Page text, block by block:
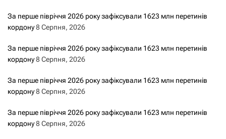
За перше півріччя 2026 року зафіксували 1623 млн перетинів
кордону8 Серпня, 2026
За перше півріччя 2026 року зафіксували 1623 млн перетинів
кордону8 Серпня, 2026
За перше півріччя 2026 року зафіксували 1623 млн перетинів
кордону8 Серпня, 2026
За перше півріччя 2026 року зафіксували 1623 млн перетинів
кордону8 Серпня, 2026